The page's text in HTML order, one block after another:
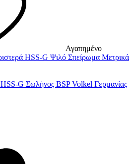
Αγαπημένο
HSS-G Ψιλό Σπείρωμα Μετρικά